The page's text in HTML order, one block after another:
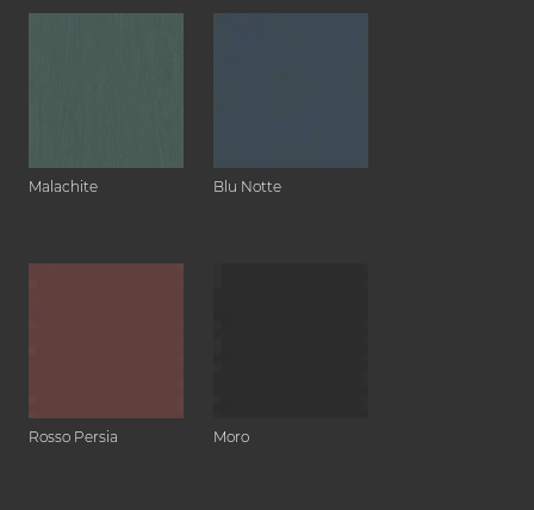
Malachite Blu Notte
Rosso Persia Moro